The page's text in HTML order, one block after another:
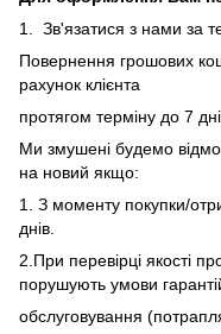
1. Зв'язатися з нами за
Повернення грошових
рахунок клієнта
протягом терміну до 7
Ми змушені будемо
на новий якщо:
1. З моменту покупки/
днів.
2.При перевірці якості
порушують умови
обслуговування